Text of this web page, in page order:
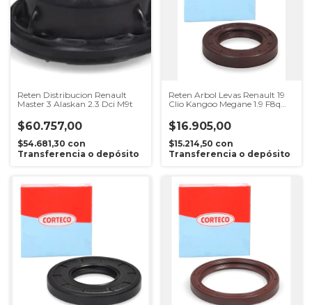
Reten Distribucion Renault
Master 3 Alaskan 2.3 Dci M9t
$60.757,00
$54.681,30 con
Transferencia o depósito
Reten Arbol Levas Renault 19
Clio Kangoo Megane 1.9 F8q
$16.905,00
$15.214,50 con
Transferencia o depósito